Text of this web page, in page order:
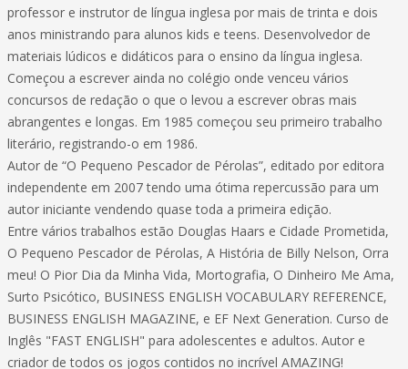
professor e instrutor de língua inglesa por mais de trinta e dois
anos ministrando para alunos kids e teens. Desenvolvedor de
materiais lúdicos e didáticos para o ensino da língua inglesa.
Começou a escrever ainda no colégio onde venceu vários
concursos de redação o que o levou a escrever obras mais
abrangentes e longas. Em 1985 começou seu primeiro trabalho
literário, registrando-o em 1986.
Autor de “O Pequeno Pescador de Pérolas”, editado por editora
independente em 2007 tendo uma ótima repercussão para um
autor iniciante vendendo quase toda a primeira edição.
Entre vários trabalhos estão Douglas Haars e Cidade Prometida,
O Pequeno Pescador de Pérolas, A História de Billy Nelson, Orra
meu! O Pior Dia da Minha Vida, Mortografia, O Dinheiro Me Ama,
Surto Psicótico, BUSINESS ENGLISH VOCABULARY REFERENCE,
BUSINESS ENGLISH MAGAZINE, e EF Next Generation. Curso de
Inglês "FAST ENGLISH" para adolescentes e adultos. Autor e
criador de todos os jogos contidos no incrível AMAZING!